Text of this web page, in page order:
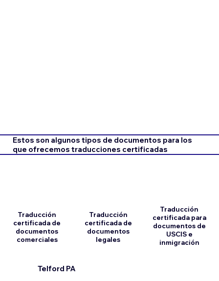
Estos son algunos tipos de documentos para los
que ofrecemos traducciones certificadas
Traducción
certificada de
documentos
comerciales
Traducción
certificada de
documentos
legales
Telford PA
Traducción
certificada para
documentos de
USCIS e
inmigración